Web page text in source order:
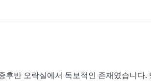
후반 오락실에서 독보적인 존재였습니